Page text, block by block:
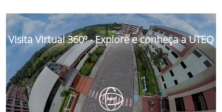
Visita Virtual 360º - Explore e conheça a UTEQ